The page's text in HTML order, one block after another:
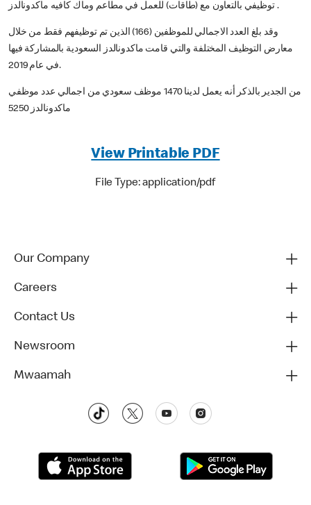
توظيفي بالتعاون مع (طاقات) للعمل في مطاعم وماك كافيه ماكدونالدز .
وقد بلغ العدد الاجمالي للموظفين (166) الذين تم توظيفهم فقط من خلال
معارض التوظيف المختلفة والتي قامت ماكدونالدز السعودية بالمشاركة فيها
في عام 2019.
من الجدير بالذكر أنه يعمل لدينا 1470 موظف سعودي من اجمالي عدد موظفي
ماكدونالدز 5250
View Printable PDF
File Type: application/pdf
Our Company
Careers
Contact Us
Newsroom
Mwaamah